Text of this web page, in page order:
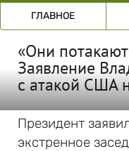
ГЛАВНОЕ
«Они
Заявление
с атакой США
Президент
экстренное